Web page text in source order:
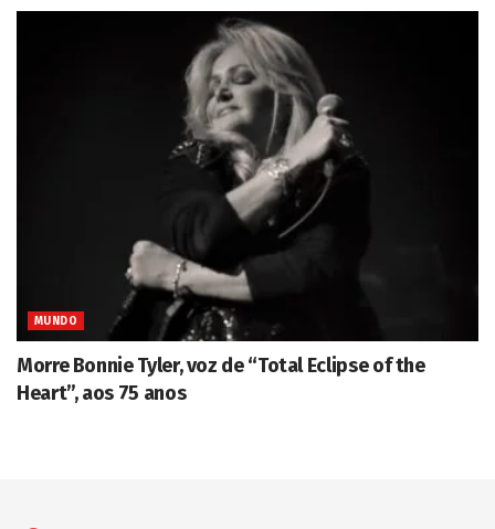
MUNDO
Morre Bonnie Tyler, voz de “Total Eclipse of the
Heart”, aos 75 anos